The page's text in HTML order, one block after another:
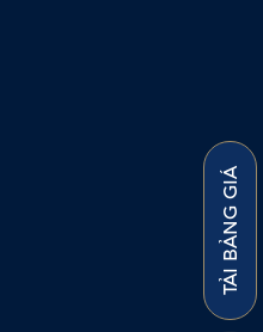
TẢI BẢNG GIÁ